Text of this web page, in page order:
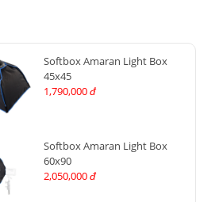
Softbox Amaran Light Box
45x45
1,790,000 đ
Softbox Amaran Light Box
60x90
2,050,000 đ